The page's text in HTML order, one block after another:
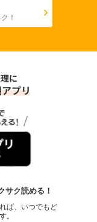
！
サク読める！
ば、いつでもど
。